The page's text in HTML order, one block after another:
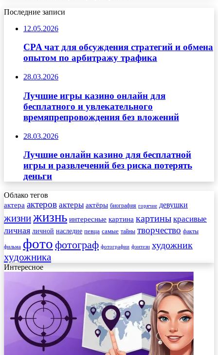
Последние записи
12.05.2026
CPA чат для обсуждения стратегий и обмена
опытом по арбитражу трафика
28.03.2026
Лучшие игры казино онлайн для
бесплатного и увлекательного
времяпрепровождения без вложений
28.03.2026
Лучшие онлайн казино для бесплатной
игры и развлечений без риска потерять
деньги
Облако тегов
актера актеров актеры актёры биография горячие девушки
жизнижизнь интересные картина картины красивые
личная личной наследие певца самые тайны творчество факты
фильма фото фотограф фотографии фэнтези художник
художника
Интересное